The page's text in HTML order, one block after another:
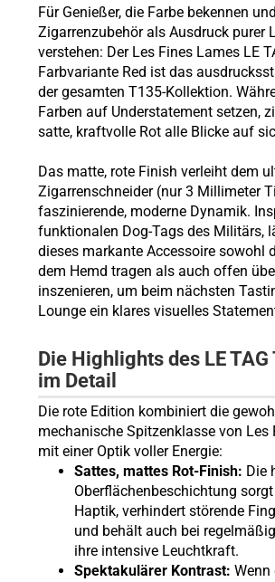
Für Genießer, die Farbe bekennen
Zigarrenzubehör als Ausdruck purer
verstehen: Der Les Fines Lames LE
Farbvariante Red ist das
der gesamten T135-Kollektion.
Farben auf Understatement setzen,
satte, kraftvolle Rot alle Blicke auf
Das matte, rote Finish verleiht dem
Zigarrenschneider (nur 3 Millimeter
faszinierende, moderne Dynamik.
funktionalen Dog-Tags des Militärs,
dieses markante Accessoire sowohl
dem Hemd tragen als auch offen
inszenieren, um beim nächsten
Lounge ein klares visuelles
Die Highlights des LE TAG
im Detail
Die rote Edition kombiniert die
mechanische Spitzenklasse von Les
mit einer Optik voller Energie:
Sattes, mattes Rot-Finish: Die
Oberflächenbeschichtung
Haptik, verhindert störende
und behält auch bei
ihre intensive Leuchtkraft.
Spektakulärer Kontrast: Wenn